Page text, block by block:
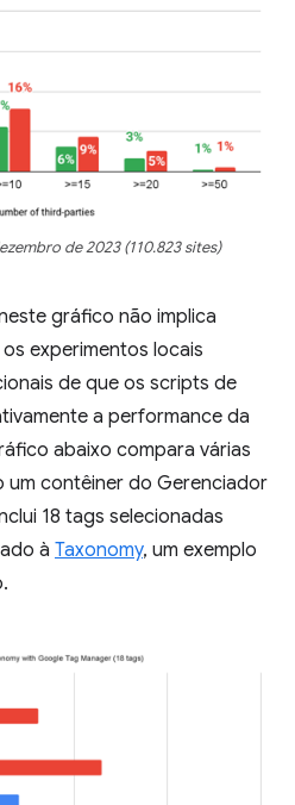
de 2023 (110.823 sites)
gráfico não implica
experimentos locais
de que os scripts de
a performance da
abaixo compara várias
um contêiner do Gerenciador
18 tags selecionadas
à Taxonomy, um exemplo